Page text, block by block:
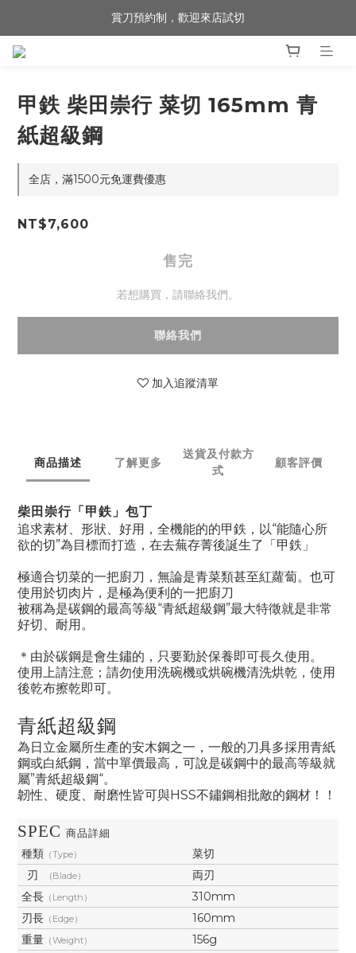
歡迎來到 包丁職人
賞刀預約制，歡迎來店試切
甲鉄 柴田崇行 菜切 165mm 青
紙超級鋼
全店，滿1500元免運費優惠
NT$7,600
售完
若想購買，請聯絡我們。
聯絡我們
加入追蹤清單
商品描述 了解更多
送貨及付款方
式
顧客評價
柴田崇行「甲鉄」包丁
追求素材、形狀、好用，全機能的的甲鉄，以“能隨心所
欲的切”為目標而打造，在去蕪存菁後誕生了「甲鉄」
極適合切菜的一把廚刀，無論是青菜類甚至紅蘿蔔。也可
使用於切肉片，是極為便利的一把廚刀
被稱為是碳鋼的最高等級“青紙超級鋼”最大特徵就是非常
好切、耐用。
＊由於碳鋼是會生鏽的，只要勤於保養即可長久使用。
使用上請注意；請勿使用洗碗機或烘碗機清洗烘乾，使用
後乾布擦乾即可。
青紙超級鋼
為日立金屬所生產的安木鋼之一，一般的刀具多採用青紙
鋼或白紙鋼，當中單價最高，可說是碳鋼中的最高等級就
屬”青紙超級鋼“。
韌性、硬度、耐磨性皆可與HSS不鏽鋼相批敵的鋼材！！
SPEC 商品詳細
種類 （Type）
菜切
刃
(Blade）
両刃
全長 （Length）
310mm
刃長 （Edge）
160mm
重量 （Weight）
156g